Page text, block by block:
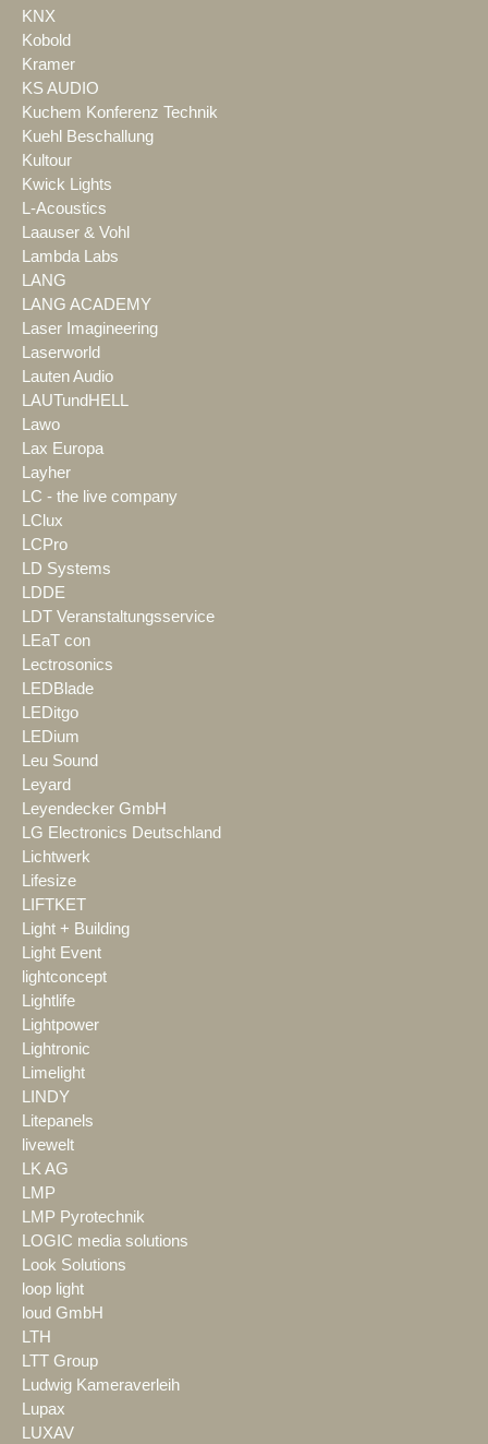
KNX
Kobold
Kramer
KS AUDIO
Kuchem Konferenz Technik
Kuehl Beschallung
Kultour
Kwick Lights
L-Acoustics
Laauser & Vohl
Lambda Labs
LANG
LANG ACADEMY
Laser Imagineering
Laserworld
Lauten Audio
LAUTundHELL
Lawo
Lax Europa
Layher
LC - the live company
LClux
LCPro
LD Systems
LDDE
LDT Veranstaltungsservice
LEaT con
Lectrosonics
LEDBlade
LEDitgo
LEDium
Leu Sound
Leyard
Leyendecker GmbH
LG Electronics Deutschland
Lichtwerk
Lifesize
LIFTKET
Light + Building
Light Event
lightconcept
Lightlife
Lightpower
Lightronic
Limelight
LINDY
Litepanels
livewelt
LK AG
LMP
LMP Pyrotechnik
LOGIC media solutions
Look Solutions
loop light
loud GmbH
LTH
LTT Group
Ludwig Kameraverleih
Lupax
LUXAV